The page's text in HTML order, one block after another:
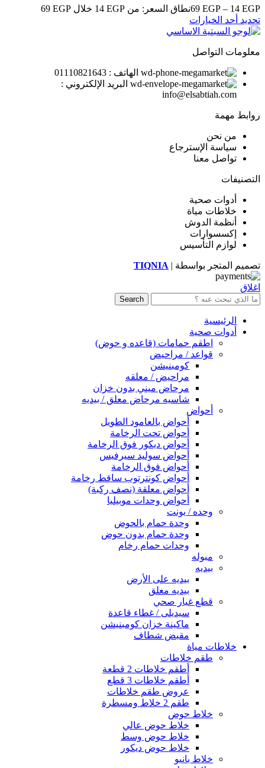
14 EGP
–
69 EGP
نطاق السعر: من ⁦14 EGP⁩ خلال ⁦69 EGP⁩
تحديد أحد الخيارات
معلومات التواصل
الهاتف : 01110821643
البريد الإلكتروني :
info@elsabtiah.com
روابط مهمة
من نحن
سياسة الإسترجاع
تواصل معنا
التصنيفات
أدوات صحية
خلاطات مياة
أنظمة الدوش
إكسسوارات
لوازم التأسيس
تصميم المتجر بواسطة | TIQNIA
اغلاق
Search
الرئيسية
أدوات صحية
اطقم حمامات (قاعده و حوض)
قواعد / مراحيض
كومبنيشن
مراحيض / معلقه
مرحاض ميني بدون خزان
شاسيه مرحاض معلق / بيديه
أحواض
أحواض بالعامود الطويل
أحواض تحت الرخامة
أحواض ديكور فوق الرخامة
أحواض سوليد سيرفيس
أحواض فوق الرخامة
أحواض كونترتوب ساقط رخامة
أحواض معلقة (نصف ركبة)
أحواض وحدات موبيليا
وحده / يونت
وحدة حمام بالحوض
وحدة حمام بدون حوض
وحدات حمام رخام
مبوله
بيديه
بيديه على الأرض
بيديه معلق
قطع غيار صحي
سيديلى / غطاء قاعدة
ماكينة خزان كومبنيشن
مقبض شطاف
خلاطات مياة
طقم خلاطات
أطقم خلاطات 2 قطعة
أطقم خلاطات 3 قطع
عروض طقم خلاطات
طقم 2 خلاط ومسطرة
خلاط حوض
خلاط حوض عالي
خلاط حوض وسط
خلاط حوض ديكور
خلاط بانيو